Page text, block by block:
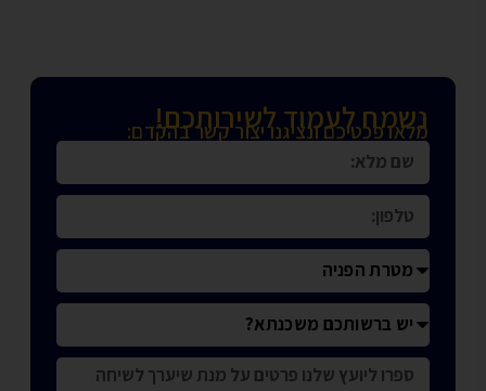
נשמח לעמוד לשירותכם!
מלאו פכטיכם ונציגנו יצור קשר בהקדם: